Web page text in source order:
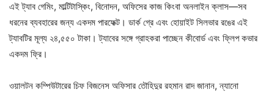
এই ট্যাব গেমিং, মাল্টিটাস্কিং, বিনোদন, অফিসের কাজ কিংবা অনলাইন ক্লাস—সব
ধরনের ব্যবহারের জন্য একদম পারফেক্ট। ডার্ক গ্রে এবং হোয়াইট সিলভার রঙের এই
ট্যাবটির মূল্য ২৪,৫৫০ টাকা। ট্যাবের সঙ্গে গ্রাহকরা পাচ্ছেন কীবোর্ড এবং ফ্লিপ কভার
একদম ফ্রি।
ওয়ালটন কম্পিউটারের চিফ বিজনেস অফিসার তৌহিদুর রহমান রাদ জানান, ন্যানো